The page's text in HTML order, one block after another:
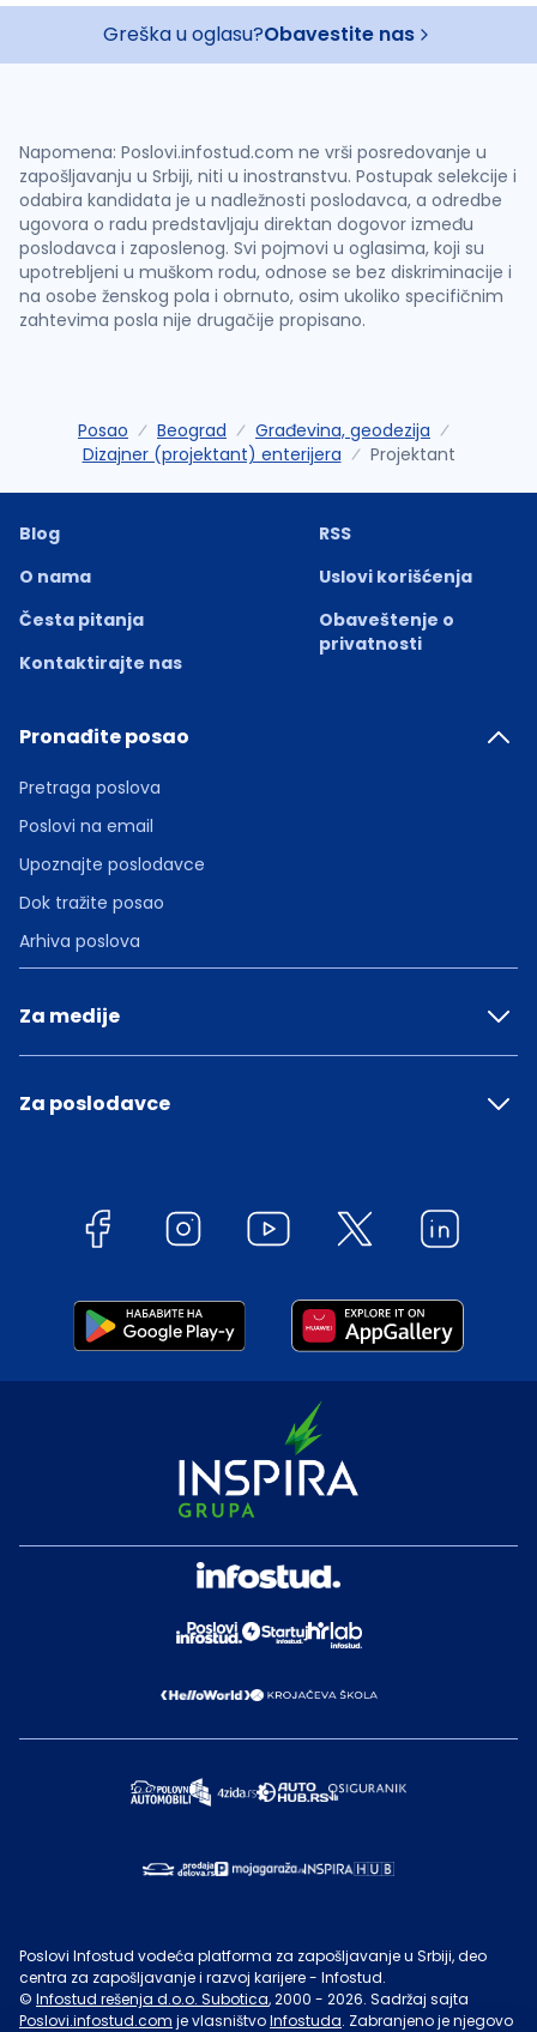
Greška u oglasu?Obavestite nas
Napomena: Poslovi.infostud.com ne vrši posredovanje u
zapošljavanju u Srbiji, niti u inostranstvu. Postupak selekcije i
odabira kandidata je u nadležnosti poslodavca, a odredbe
ugovora o radu predstavljaju direktan dogovor između
poslodavca i zaposlenog. Svi pojmovi u oglasima, koji su
upotrebljeni u muškom rodu, odnose se bez diskriminacije i
na osobe ženskog pola i obrnuto, osim ukoliko specifičnim
zahtevima posla nije drugačije propisano.
Posao Beograd
Građevina, geodezija
Dizajner (projektant) enterijera
Projektant
Blog
O nama
Česta pitanja
Kontaktirajte nas
RSS
Uslovi korišćenja
Obaveštenje o
privatnosti
Pronađite posao
Pretraga poslova
Poslovi na email
Upoznajte poslodavce
Dok tražite posao
Arhiva poslova
Za medije
Za poslodavce
Poslovi Infostud vodeća platforma za zapošljavanje u Srbiji, deo
centra za zapošljavanje i razvoj karijere - Infostud.
© Infostud rešenja d.o.o. Subotica, 2000 - 2026. Sadržaj sajta
Poslovi.infostud.com je vlasništvoInfostuda. Zabranjeno je njegovo